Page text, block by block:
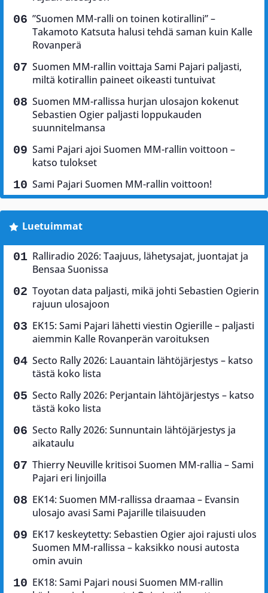
”Suomen MM-ralli on toinen kotirallini” –
Takamoto Katsuta halusi tehdä saman kuin Kalle
Rovanperä
Suomen MM-rallin voittaja Sami Pajari paljasti,
miltä kotirallin paineet oikeasti tuntuivat
Suomen MM-rallissa hurjan ulosajon kokenut
Sebastien Ogier paljasti loppukauden
suunnitelmansa
Sami Pajari ajoi Suomen MM-rallin voittoon –
katso tulokset
Sami Pajari Suomen MM-rallin voittoon!
Luetuimmat
Ralliradio 2026: Taajuus, lähetysajat, juontajat ja
Bensaa Suonissa
Toyotan data paljasti, mikä johti Sebastien Ogierin
rajuun ulosajoon
EK15: Sami Pajari lähetti viestin Ogierille – paljasti
aiemmin Kalle Rovanperän varoituksen
Secto Rally 2026: Lauantain lähtöjärjestys – katso
tästä koko lista
Secto Rally 2026: Perjantain lähtöjärjestys – katso
tästä koko lista
Secto Rally 2026: Sunnuntain lähtöjärjestys ja
aikataulu
Thierry Neuville kritisoi Suomen MM-rallia – Sami
Pajari eri linjoilla
EK14: Suomen MM-rallissa draamaa – Evansin
ulosajo avasi Sami Pajarille tilaisuuden
EK17 keskeytetty: Sebastien Ogier ajoi rajusti ulos
Suomen MM-rallissa – kaksikko nousi autosta
omin avuin
EK18: Sami Pajari nousi Suomen MM-rallin